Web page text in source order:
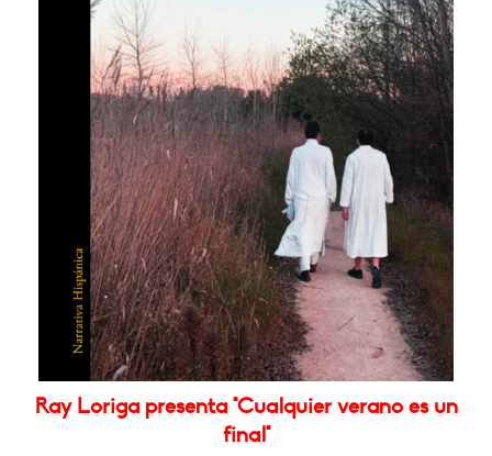
Ray Loriga presenta "Cualquier verano es un
final"